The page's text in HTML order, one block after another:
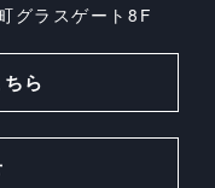
グラスゲート8F
ら